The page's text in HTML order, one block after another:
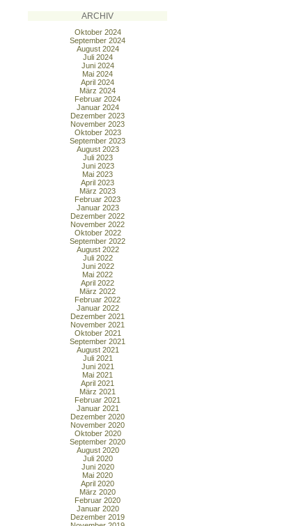
ARCHIV
Oktober 2024
September 2024
August 2024
Juli 2024
Juni 2024
Mai 2024
April 2024
März 2024
Februar 2024
Januar 2024
Dezember 2023
November 2023
Oktober 2023
September 2023
August 2023
Juli 2023
Juni 2023
Mai 2023
April 2023
März 2023
Februar 2023
Januar 2023
Dezember 2022
November 2022
Oktober 2022
September 2022
August 2022
Juli 2022
Juni 2022
Mai 2022
April 2022
März 2022
Februar 2022
Januar 2022
Dezember 2021
November 2021
Oktober 2021
September 2021
August 2021
Juli 2021
Juni 2021
Mai 2021
April 2021
März 2021
Februar 2021
Januar 2021
Dezember 2020
November 2020
Oktober 2020
September 2020
August 2020
Juli 2020
Juni 2020
Mai 2020
April 2020
März 2020
Februar 2020
Januar 2020
Dezember 2019